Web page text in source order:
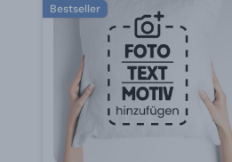
Bestseller